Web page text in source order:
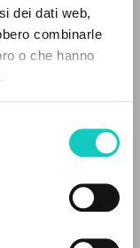
dei dati web,
combinarle
o che hanno